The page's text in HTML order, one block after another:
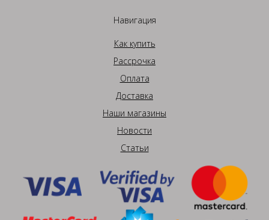
Навигация
Как купить
Рассрочка
Оплата
Доставка
Наши магазины
Новости
Статьи